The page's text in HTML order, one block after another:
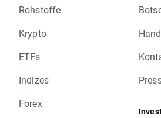
Rohstoffe
Krypto
ETFs
Indizes
Forex